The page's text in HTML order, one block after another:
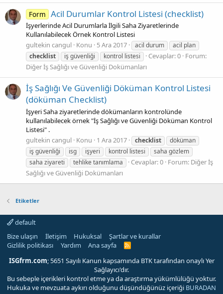
Form Acil Durumlar Kontrol Listesi (checklist)
İşyerlerinde Acil Durumlarla İlgili Saha Ziyaretlerinde
Kullanılabilecek Örnek Kontrol Listesi
gultekin cangul Konu 5 Ara 2017 acil durum
acil plan
checklist
iş güvenliği kontrol listesi Cevaplar: 0 Forum:
Diğer İş Sağlığı ve Güvenliği Dokümanları
İş Sağlığı Ve Güvenliği Döküman Kontrol Listesi
(döküman Checklist)
İşyeri Saha ziyaretlerinde dökümanların kontrolünde
kullanılabilecek örnek "İş Sağlığı ve Güvenliği Döküman Kontrol
Listesi" .
gultekin cangul Konu 1 Ara 2017 checklist
döküman
iş güvenliği
isg işyeri kontrol listesi
saha gözlem
saha ziyareti
tehlike tanımlama Cevaplar: 0 Forum: Diğer İş
Sağlığı ve Güvenliği Dokümanları
Etiketler
default
Bize ulaşın
İletişim Hukuksal
Şartlar ve kurallar
Gizlilik politikası
Yardım Ana sayfa
R
S
ISGfrm.com; 5651 Sayılı Kanun kapsamında BTK tarafından onaylı Yer
Sağlayıcı'dır.
Bu sebeple içerikleri kontrol etme ya da araştırma yükümlülüğü yoktur.
Hukuka ve mevzuata aykırı olduğunu düşündüğünüz içeriği BURADAN